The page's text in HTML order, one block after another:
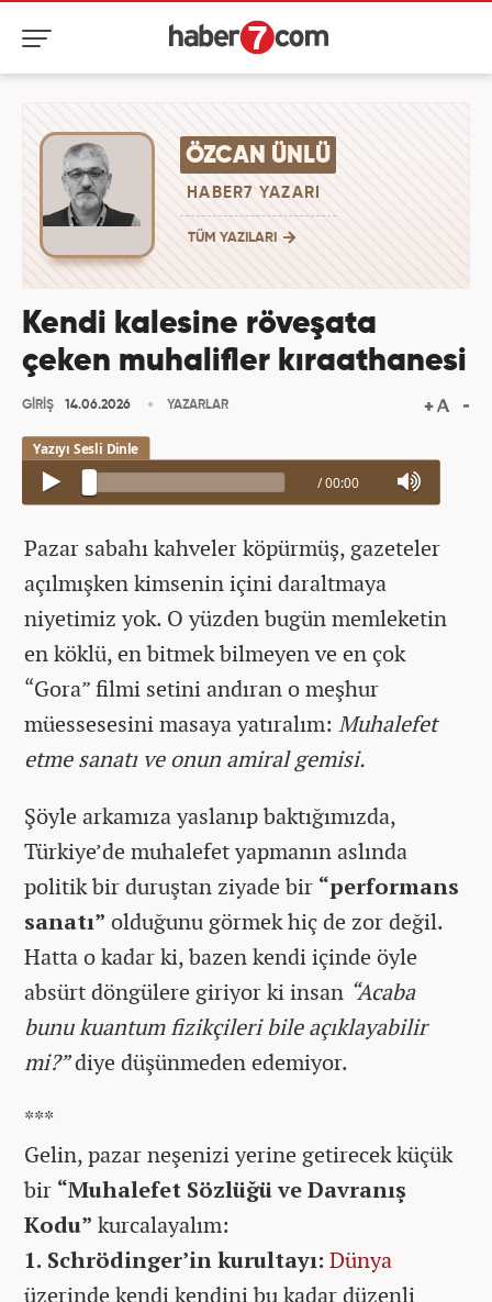
ÖZCAN ÜNLÜ
HABER7 YAZARI
TÜM YAZILARI
Kendi kalesine röveşata
çeken muhalifler kıraathanesi
GİRİŞ 14.06.2026 YAZARLAR
/ 00:00
Pazar sabahı kahveler köpürmüş, gazeteler
açılmışken kimsenin içini daraltmaya
niyetimiz yok. O yüzden bugün memleketin
en köklü, en bitmek bilmeyen ve en çok
“Gora” filmi setini andıran o meşhur
müessesesini masaya yatıralım: Muhalefet
etme sanatı ve onun amiral gemisi.
Şöyle arkamıza yaslanıp baktığımızda,
Türkiye’de muhalefet yapmanın aslında
politik bir duruştan ziyade bir “performans
sanatı” olduğunu görmek hiç de zor değil.
Hatta o kadar ki, bazen kendi içinde öyle
absürt döngülere giriyor ki insan “Acaba
bunu kuantum fizikçileri bile açıklayabilir
mi?”diye düşünmeden edemiyor.
***
Gelin, pazar neşenizi yerine getirecek küçük
bir “Muhalefet Sözlüğü ve Davranış
Kodu” kurcalayalım:
1. Schrödinger’in kurultayı: Dünya
üzerinde kendi kendini bu kadar düzenli